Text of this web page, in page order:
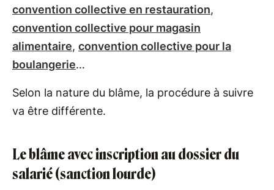
convention collective en restauration,
convention collective pour magasin
alimentaire, convention collective pour la
boulangerie…
Selon la nature du blâme, la procédure à suivre
va être différente.
Le blâme avec inscription au dossier du
salarié (sanction lourde)